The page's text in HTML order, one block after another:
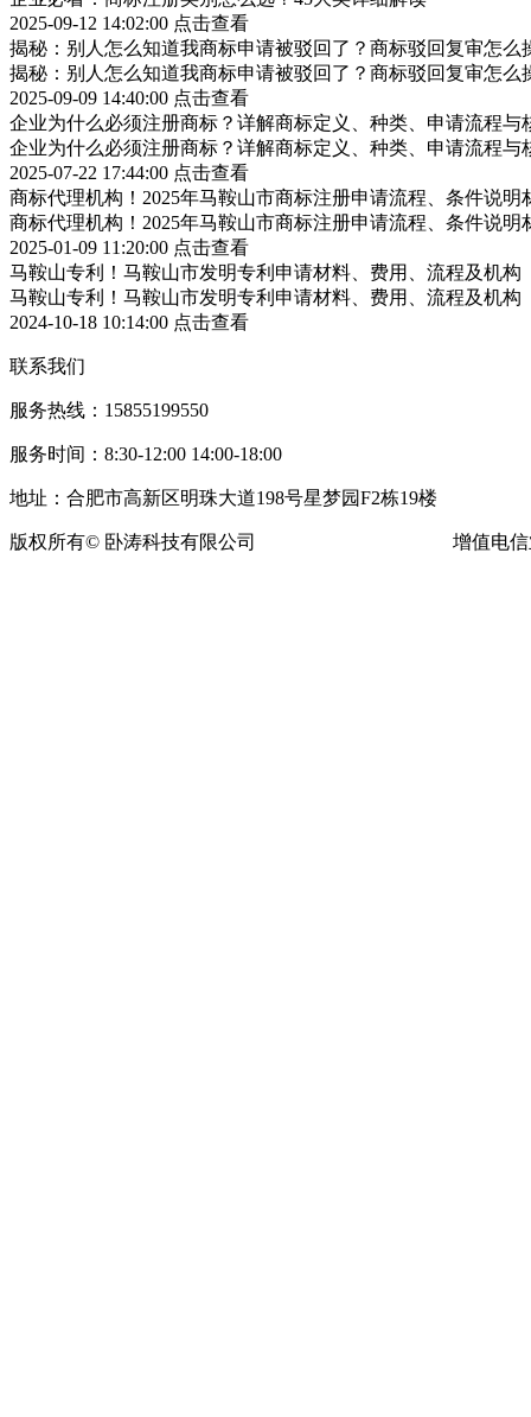
2025-09-12 14:02:00 点击查看
揭秘：别人怎么知道我商标申请被驳回了？商标驳回复审怎么
揭秘：别人怎么知道我商标申请被驳回了？商标驳回复审怎么
2025-09-09 14:40:00 点击查看
企业为什么必须注册商标？详解商标定义、种类、申请流程与
企业为什么必须注册商标？详解商标定义、种类、申请流程与
2025-07-22 17:44:00 点击查看
商标代理机构！2025年马鞍山市商标注册申请流程、条件说明
商标代理机构！2025年马鞍山市商标注册申请流程、条件说明
2025-01-09 11:20:00 点击查看
马鞍山专利！马鞍山市发明专利申请材料、费用、流程及机构
马鞍山专利！马鞍山市发明专利申请材料、费用、流程及机构
2024-10-18 10:14:00 点击查看
联系我们
服务热线：15855199550
服务时间：8:30-12:00 14:00-18:00
地址：合肥市高新区明珠大道198号星梦园F2栋19楼
版权所有© 卧涛科技有限公司 增值电